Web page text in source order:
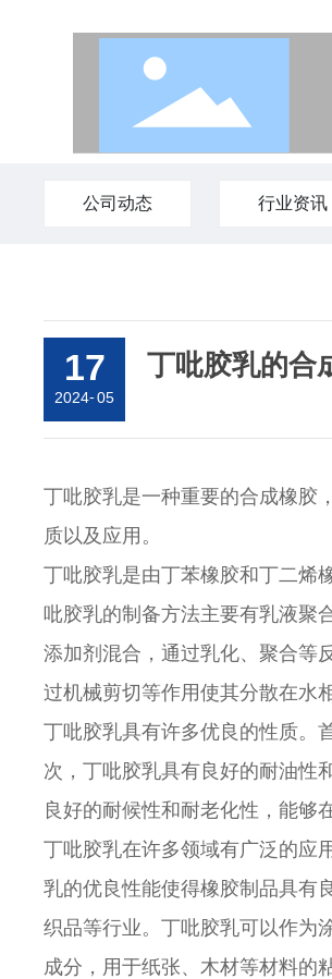
公司动态 行业资讯
17
2024-05
丁吡胶乳的合
丁吡胶乳是一种重要的合成橡胶
质以及应用。
丁吡胶乳是由丁苯橡胶和丁二烯
吡胶乳的制备方法主要有乳液聚
添加剂混合，通过乳化、聚合等
过机械剪切等作用使其分散在水
丁吡胶乳具有许多优良的性质。
次，丁吡胶乳具有良好的耐油性
良好的耐候性和耐老化性，能够
丁吡胶乳在许多领域有广泛的应
乳的优良性能使得橡胶制品具有
织品等行业。丁吡胶乳可以作为
成分，用于纸张、木材等材料的